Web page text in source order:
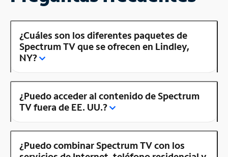
¿Cuáles son los diferentes paquetes de
Spectrum TV que se ofrecen en Lindley,
NY?
¿Puedo acceder al contenido de Spectrum
TV fuera de EE. UU.?
¿Puedo combinar Spectrum TV con los